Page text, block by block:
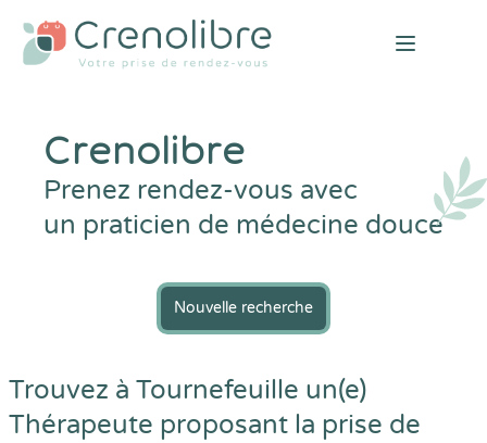
Open
Crenolibre
Prenez rendez-vous avec
un praticien de médecine douce
Nouvelle recherche
Trouvez à Tournefeuille un(e)
Thérapeute proposant la prise de